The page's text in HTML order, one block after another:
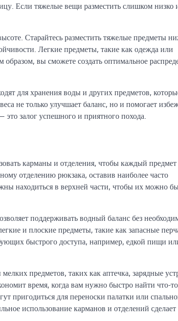
Если тяжелые вещи разместить слишком низко
Старайтесь разместить тяжелые предметы
Легкие предметы, такие как одежда или
вы сможете создать оптимальное
для хранения воды и других предметов,
не только улучшает баланс, но и помогает
залог успешного и приятного похода.
карманы и отделения, чтобы каждый
отделению рюкзака, оставив наиболее часто
находиться в верхней части, чтобы их можно
поддерживать водный баланс без
и плоские предметы, такие как запасные
быстрого доступа, например, едкой пищи
предметов, таких как аптечка, зарядные
время, когда вам нужно быстро найти что-то
пригодиться для переноски палатки или
использование карманов и отделений